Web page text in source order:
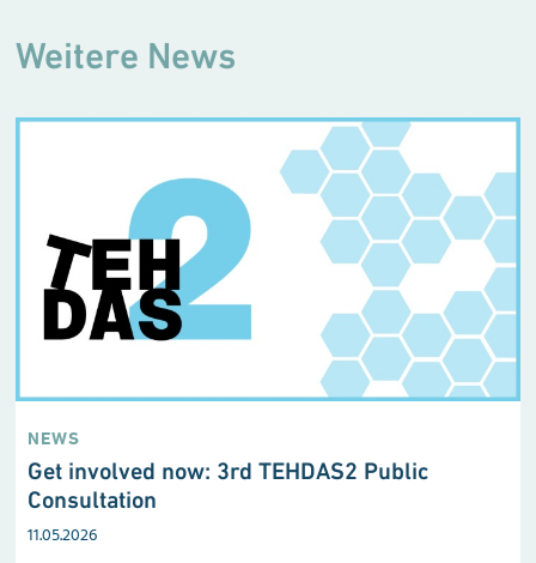
Weitere News
NEWS
Get involved now: 3rd TEHDAS2 Public
Consultation
11.05.2026